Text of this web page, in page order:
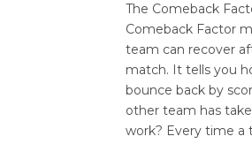
The Comeback
Comeback Factor
team can recover
match. It tells you
bounce back by
other team has
work? Every time a